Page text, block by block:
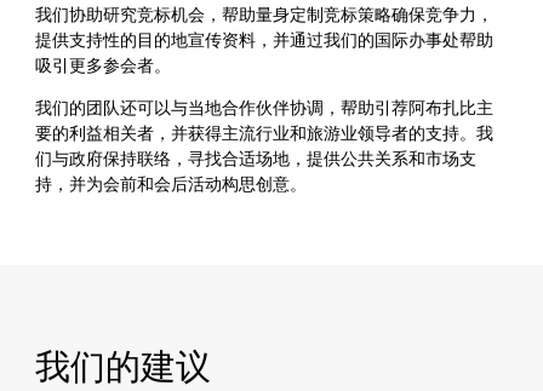
我们协助研究竞标机会，帮助量身定制竞标策略确保竞争力，
提供支持性的目的地宣传资料，并通过我们的国际办事处帮助
吸引更多参会者。
我们的团队还可以与当地合作伙伴协调，帮助引荐阿布扎比主
要的利益相关者，并获得主流行业和旅游业领导者的支持。我
们与政府保持联络，寻找合适场地，提供公共关系和市场支
持，并为会前和会后活动构思创意。
我们的建议